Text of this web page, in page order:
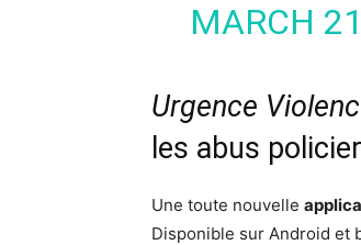
MARCH
Urgence
les abus
Une toute nouvelle
Disponible sur Android et